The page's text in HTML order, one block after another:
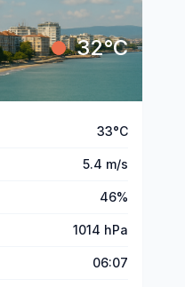
32°C
33°C
5.4 m/s
46%
1014 hPa
06:07